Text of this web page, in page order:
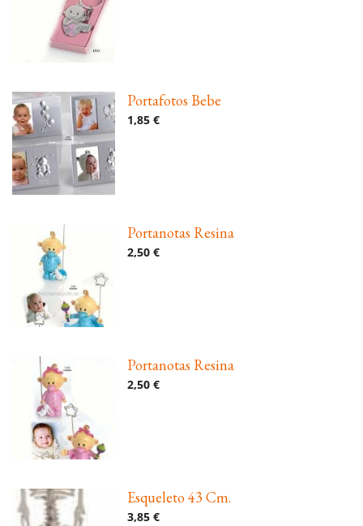
Portafotos Bebe
1,85 €
Portanotas Resina
2,50 €
Portanotas Resina
2,50 €
Esqueleto 43 Cm.
3,85 €